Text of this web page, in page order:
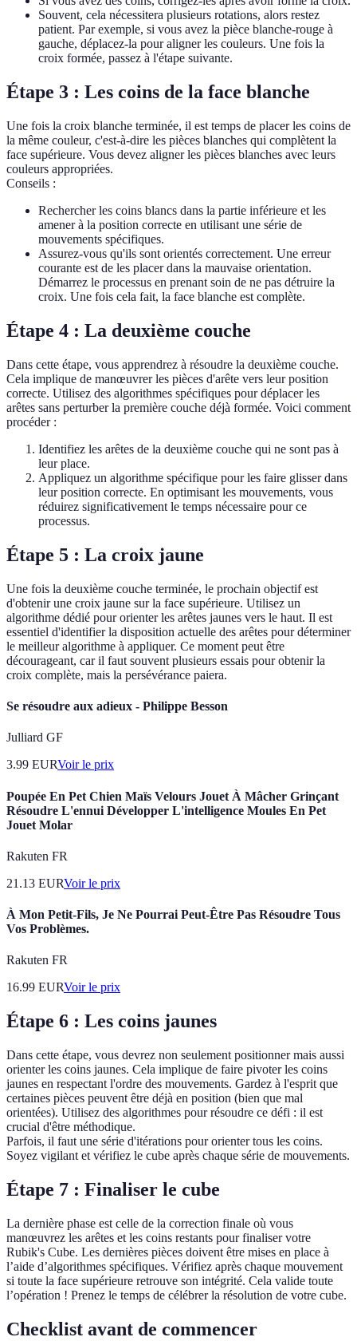
Souvent, cela nécessitera plusieurs rotations, alors restez
patient. Par exemple, si vous avez la pièce blanche-rouge à
gauche, déplacez-la pour aligner les couleurs. Une fois la
croix formée, passez à l'étape suivante.
Étape 3 : Les coins de la face blanche
Une fois la croix blanche terminée, il est temps de placer les coins de
la même couleur, c'est-à-dire les pièces blanches qui complètent la
face supérieure. Vous devez aligner les pièces blanches avec leurs
couleurs appropriées.
Conseils :
Rechercher les coins blancs dans la partie inférieure et les
amener à la position correcte en utilisant une série de
mouvements spécifiques.
Assurez-vous qu'ils sont orientés correctement. Une erreur
courante est de les placer dans la mauvaise orientation.
Démarrez le processus en prenant soin de ne pas détruire la
croix. Une fois cela fait, la face blanche est complète.
Étape 4 : La deuxième couche
Dans cette étape, vous apprendrez à résoudre la deuxième couche.
Cela implique de manœuvrer les pièces d'arête vers leur position
correcte. Utilisez des algorithmes spécifiques pour déplacer les
arêtes sans perturber la première couche déjà formée. Voici comment
procéder :
Identifiez les arêtes de la deuxième couche qui ne sont pas à
leur place.
Appliquez un algorithme spécifique pour les faire glisser dans
leur position correcte. En optimisant les mouvements, vous
réduirez significativement le temps nécessaire pour ce
processus.
Étape 5 : La croix jaune
Une fois la deuxième couche terminée, le prochain objectif est
d'obtenir une croix jaune sur la face supérieure. Utilisez un
algorithme dédié pour orienter les arêtes jaunes vers le haut. Il est
essentiel d'identifier la disposition actuelle des arêtes pour déterminer
le meilleur algorithme à appliquer. Ce moment peut être
décourageant, car il faut souvent plusieurs essais pour obtenir la
croix complète, mais la persévérance paiera.
Se résoudre aux adieux - Philippe Besson
Julliard GF
3.99 EURVoir le prix
Poupée En Pet Chien Maïs Velours Jouet À Mâcher Grinçant
Résoudre L'ennui Développer L'intelligence Moules En Pet
Jouet Molar
Rakuten FR
21.13 EURVoir le prix
À Mon Petit-Fils, Je Ne Pourrai Peut-Être Pas Résoudre Tous
Vos Problèmes.
Rakuten FR
16.99 EURVoir le prix
Étape 6 : Les coins jaunes
Dans cette étape, vous devrez non seulement positionner mais aussi
orienter les coins jaunes. Cela implique de faire pivoter les coins
jaunes en respectant l'ordre des mouvements. Gardez à l'esprit que
certaines pièces peuvent être déjà en position (bien que mal
orientées). Utilisez des algorithmes pour résoudre ce défi : il est
crucial d'être méthodique.
Parfois, il faut une série d'itérations pour orienter tous les coins.
Soyez vigilant et vérifiez le cube après chaque série de mouvements.
Étape 7 : Finaliser le cube
La dernière phase est celle de la correction finale où vous
manœuvrez les arêtes et les coins restants pour finaliser votre
Rubik's Cube. Les dernières pièces doivent être mises en place à
l’aide d’algorithmes spécifiques. Vérifiez après chaque mouvement
si toute la face supérieure retrouve son intégrité. Cela valide toute
l’opération ! Prenez le temps de célébrer la résolution de votre cube.
Checklist avant de commencer